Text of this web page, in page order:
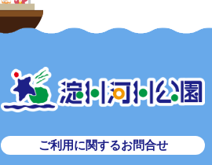
ご利用に関するお問合せ